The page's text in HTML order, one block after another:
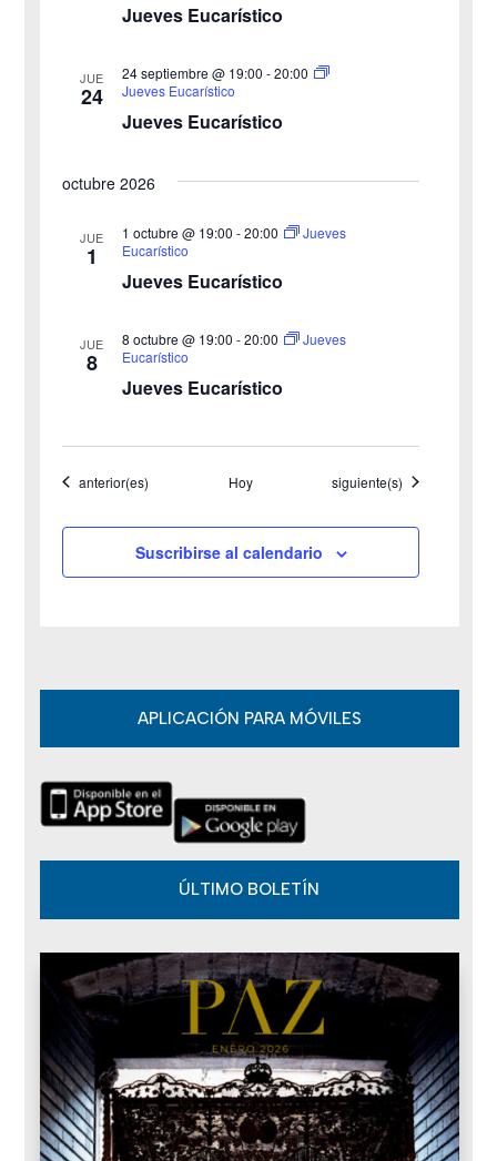
y
e
v
e
o
Jueves Eucarístico
JUE
24
Jueves Eucarístico
24 septiembre @ 19:00 -20:00
Jueves Eucarístico
octubre 2026
JUE
1
Jueves Eucarístico
1 octubre @ 19:00 -20:00
Jueves
Eucarístico
JUE
8
Jueves Eucarístico
8 octubre @ 19:00 -20:00
Jueves
Eucarístico
Eventos
anterior(es) Hoy Eventos
siguiente(s)
Suscribirse al calendario
APLICACIÓN PARA MÓVILES
ÚLTIMO BOLETÍN